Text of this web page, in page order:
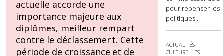
actuelle accorde une
importance majeure aux
diplômes, meilleur rempart
contre le déclassement. Cette
période de croissance et de
pour repenser les
politiques...
ACTUALITÉS
CULTURELLES